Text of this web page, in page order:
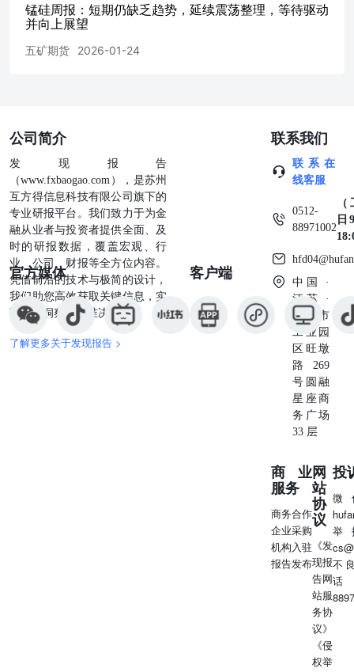
锰硅周报：短期仍缺乏趋势，延续震荡整理，等待驱动
并向上展望
五矿期货 2026-01-24
公司简介
发现报告
（www.fxbaogao.com），是苏州
互方得信息科技有限公司旗下的
专业研报平台。我们致力于为金
融从业者与投资者提供全面、及
时的研报数据，覆盖宏观、行
业、公司、财报等全方位内容。
凭借前沿的技术与极简的设计，
我们助您高效获取关键信息，实
现深度洞察与精准决策。
了解更多关于发现报告 >
官方媒体 客户端
联系我们
联系在
线客服
0512-
88971002
日
中国 ·
江苏 ·
苏州市
工业园
区旺墩
路269
号圆融
星座商
务广场
33 层
商业
服务
商务合作
企业采购
机构入驻
报告发布
网
站
协
议
《发
现报
告网
站服
务协
议》
《侵
权举
投
微
举
不